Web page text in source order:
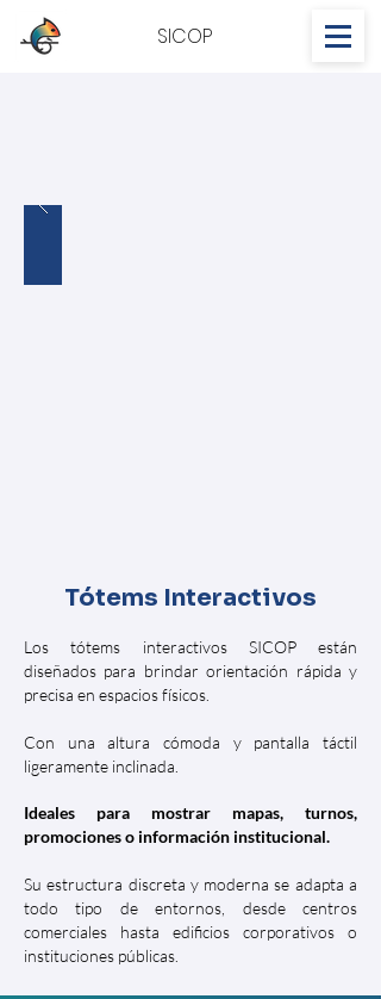
SICOP
Tótems Interactivos
Los tótems interactivos SICOP están
diseñados para brindar orientación rápida y
precisa en espacios físicos.
Con una altura cómoda y pantalla táctil
ligeramente inclinada.
Ideales para mostrar mapas, turnos,
promociones o información institucional.
Su estructura discreta y moderna se adapta a
todo tipo de entornos, desde centros
comerciales hasta edificios corporativos o
instituciones públicas.